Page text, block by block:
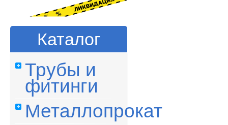
Каталог
Трубы и
фитинги
Металлопрокат